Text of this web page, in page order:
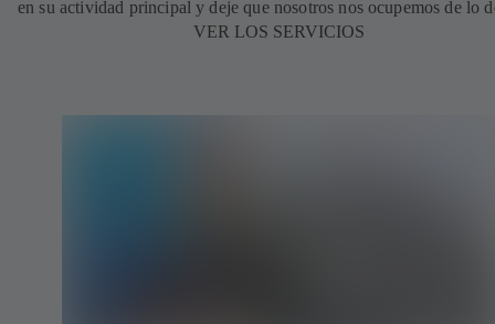
en su actividad principal y deje que nosotros nos ocupemos de lo
VER LOS SERVICIOS